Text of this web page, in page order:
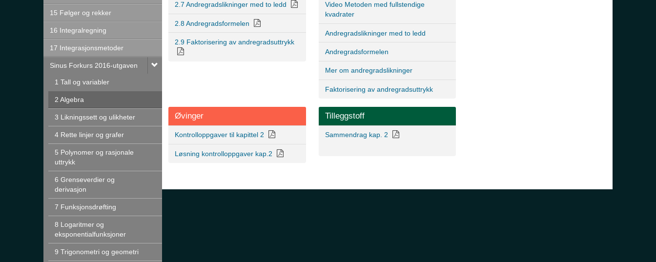
15 Følger og rekker
16 Integralregning
17 Integrasjonsmetoder
Sinus Forkurs 2016-utgaven
1 Tall og variabler
2 Algebra
3 Likningssett og ulikheter
4 Rette linjer og grafer
5 Polynomer og rasjonale
uttrykk
6 Grenseverdier og
derivasjon
7 Funksjonsdrøfting
8 Logaritmer og
eksponentialfunksjoner
9 Trigonometri og geometri
2.7 Andregradslikninger med to ledd
2.8 Andregradsformelen
2.9 Faktorisering av andregradsuttrykk
Video Metoden med fullstendige
kvadrater
Andregradslikninger med to ledd
Andregradsformelen
Mer om andregradslikninger
Faktorisering av andregradsuttrykk
Øvinger
Kontrolloppgaver til kapittel 2
Løsning kontrolloppgaver kap.2
Tilleggstoff
Sammendrag kap. 2